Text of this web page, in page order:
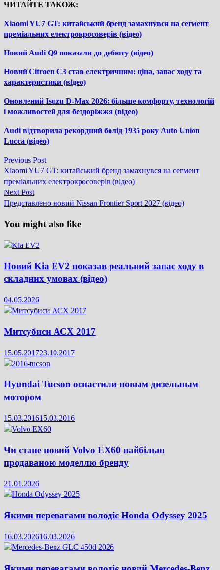
ЧИТАЙТЕ ТАКОЖ:
Xiaomi YU7 GT: китайський бренд замахнувся на сегмент
преміальних електрокросоверів (відео)
Новий Audi Q9 показали до дебюту (відео)
Новий Citroen C3 став електричним: ціна, запас ходу та
характеристики (відео)
Оновлений Isuzu D-Max 2026: більше комфорту, технологій
і можливостей для бездоріжжя (відео)
Audi відтворила рекордний болід 1935 року Auto Union
Lucca (відео)
Навігація
записів
Previous PostPrevious
post:
Xiaomi YU7 GT: китайський бренд замахнувся на сегмент
преміальних електрокросоверів (відео)
Next PostNext
post:
Представлено новий Nissan Frontier Sport 2027 (відео)
You might also like
Новий Kia EV2 показав реальний запас ходу в
складних умовах (відео)
04.05.2026
Митсубиси АСХ 2017
15.05.201723.10.2017
Hyundai Tucson оснастили новым дизельным
мотором
15.03.201615.03.2016
Чи стане новий Volvo EX60 найбільш
продаваною моделлю бренду
21.01.2026
Якими перевагами володіє Honda Odyssey 2025
16.03.202616.03.2026